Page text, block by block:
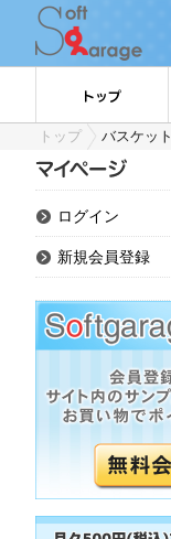
トップ バスケット
ログイン
新規会員登録